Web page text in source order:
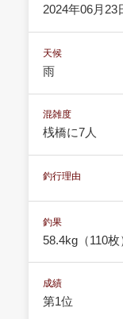
2024年06月23
天候
雨
混雑度
桟橋に7人
釣行理由
釣果
58.4kg（110枚
成績
第1位